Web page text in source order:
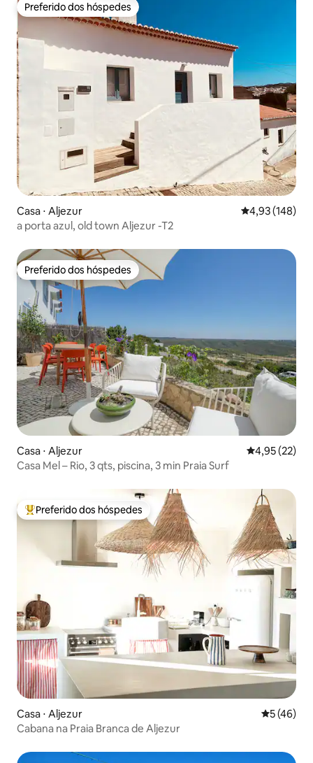
Preferido dos hóspedes
Preferido dos hóspedes
Casa ⋅ Aljezur 4,93 de uma
4,93 (148)
a porta azul, old town Aljezur -T2
Preferido dos hóspedes
Preferido dos hóspedes
Casa ⋅ Aljezur 4,95 de uma
4,95 (22)
Casa Mel – Rio, 3 qts, piscina, 3 min Praia Surf
Entre os melhores preferidos dos hóspedes
Preferido dos hóspedes
Casa ⋅ Aljezur 5 de uma
5 (46)
Cabana na Praia Branca de Aljezur